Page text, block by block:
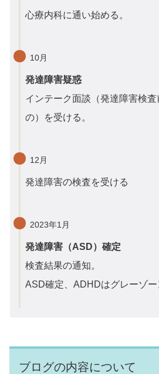
心療内科に通い始める。
10月
発達障害疑惑
インテーク面談（発達障害検
の）を受ける。
12月
発達障害の検査を受ける
2023年1月
発達障害（ASD）確定
検査結果の通知。
ASD確定、ADHDはグレーゾー
ブログの内容について